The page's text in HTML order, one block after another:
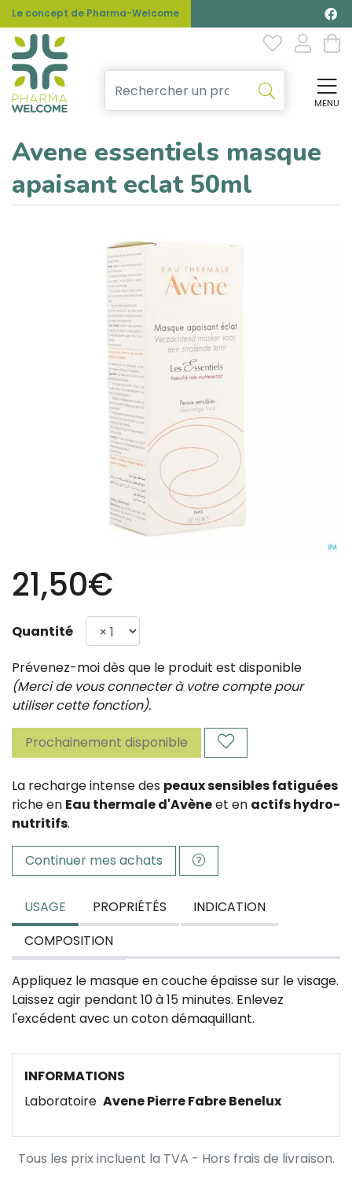
Le concept de Pharma-Welcome
MENU
Avene essentiels masque
apaisant eclat 50ml
21,50€
Quantité
Prévenez-moi dès que le produit est disponible
(Merci de vous connecter à votre compte pour
utiliser cette fonction).
Prochainement disponible
La recharge intense des peaux sensibles fatiguées
riche en Eau thermale d'Avèneet en actifs hydro-
nutritifs.
Continuer mes achats
USAGE PROPRIÉTÉS
INDICATION
COMPOSITION
Appliquez le masque en couche épaisse sur le visage.
Laissez agir pendant 10 à 15 minutes. Enlevez
l'excédent avec un coton démaquillant.
INFORMATIONS
Laboratoire Avene Pierre Fabre Benelux
Tous les prix incluent la TVA - Hors frais de livraison.